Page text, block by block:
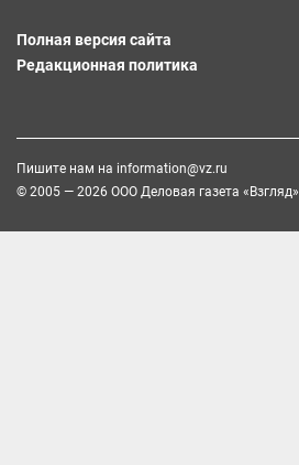
Полная версия сайта
Редакционная политика
Пишите нам на information@vz.ru
© 2005 — 2026 ООО Деловая газета «Взгляд»